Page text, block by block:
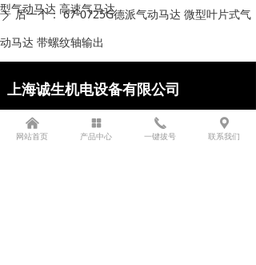
型气动马达 高速气马达
ꄲ 后一个： 67-0725G德派气动马达 微型叶片式气
动马达 带螺纹轴输出
낀
网站首页
넒
产品中心
끅
一键拔号
끇
联系我们
上海诚生机电设备有限公司
联系人 : 王国海 先生 （销售部 经理）
联系电话 : 86 021 69900609